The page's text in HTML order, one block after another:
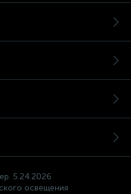
5.24.2026
освещения